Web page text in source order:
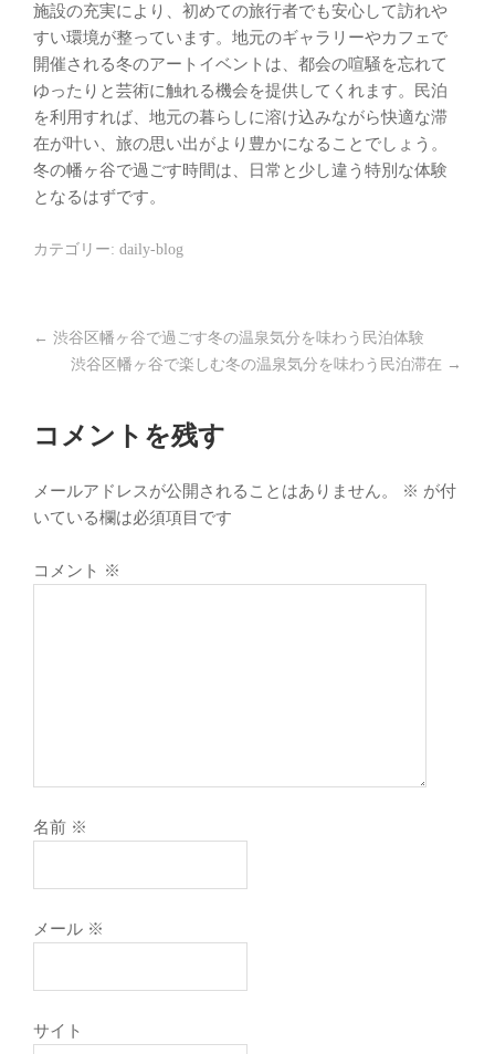
施設の充実により、初めての旅行者でも安心して訪れや
すい環境が整っています。地元のギャラリーやカフェで
開催される冬のアートイベントは、都会の喧騒を忘れて
ゆったりと芸術に触れる機会を提供してくれます。民泊
を利用すれば、地元の暮らしに溶け込みながら快適な滞
在が叶い、旅の思い出がより豊かになることでしょう。
冬の幡ヶ谷で過ごす時間は、日常と少し違う特別な体験
となるはずです。
カテゴリー: daily-blog
← 渋谷区幡ヶ谷で過ごす冬の温泉気分を味わう民泊体験
渋谷区幡ヶ谷で楽しむ冬の温泉気分を味わう民泊滞在 →
コメントを残す
メールアドレスが公開されることはありません。 ※ が付
いている欄は必須項目です
コメント ※
名前 ※
メール ※
サイト